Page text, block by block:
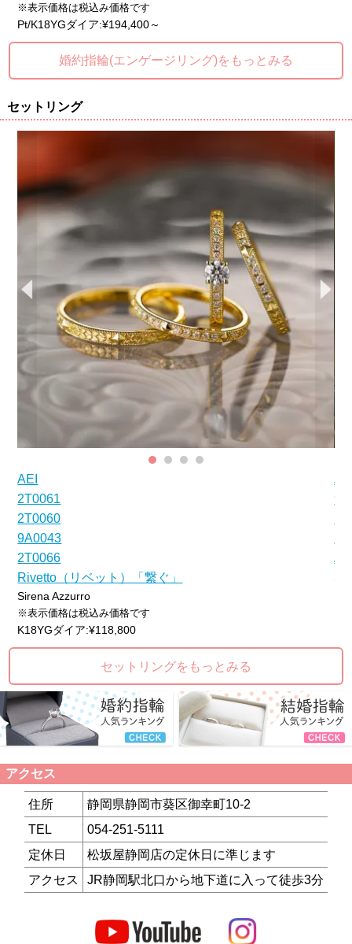
※表示価格は税込み価格です
Pt/K18YGダイア:¥194,400～
婚約指輪(エンゲージリング)をもっとみる
セットリング
AEI
2T0061
2T0060
9A0043
2T0066
Rivetto（リベット）「繋ぐ」
Sirena Azzurro
※表示価格は税込み価格です
K18YGダイア:¥118,800
セットリングをもっとみる
アクセス
住所
静岡県静岡市葵区御幸町10-2
TEL
054-251-5111
定休日
松坂屋静岡店の定休日に準じます
アクセス
JR静岡駅北口から地下道に入って徒歩3分